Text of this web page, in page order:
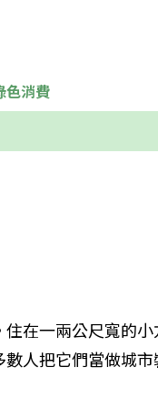
色消費
在一兩公尺寬的
人把它們當做城